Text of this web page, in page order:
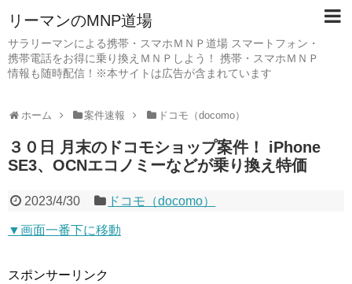
リーマンのMNP道場
サラリーマンによる携帯・スマホＭＮＰ道場 スマートフォン・
携帯電話をお得に乗り換えＭＮＰしよう！ 携帯・スマホＭＮＰ
情報も随時配信！※本サイトは広告が含まれています
ホーム 案件速報 ドコモ（docomo）
３０日 月末のドコモショップ案件！ iPhone
SE3、OCNエコノミーなどが乗り換え特価
2023/4/30 ドコモ（docomo）
▼画面一番下に移動
スポンサーリンク